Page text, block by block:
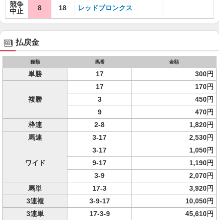
競争
中止
8 18 レッドブロンクス
払戻金
種類 馬番 金額
単勝 17 300円
複勝
17
170円
3
450円
9
470円
枠連
2-8
1,820円
馬連
3-17 2,530円
ワイド
3-17
1,050円
9-17
1,190円
3-9
2,070円
馬単
17-3
3,920円
3連複
3-9-17
10,050円
3連単
17-3-9 45,610円